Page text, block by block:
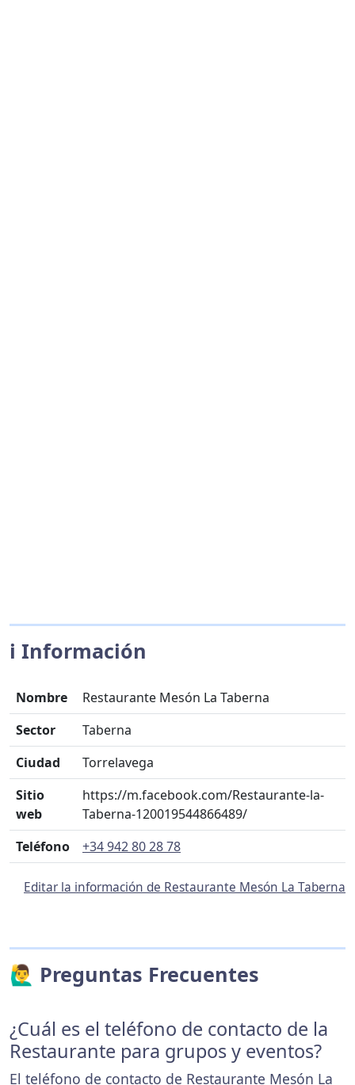
ℹ️ Información
Nombre
Restaurante Mesón La Taberna
Sector
Taberna
Ciudad
Torrelavega
Sitio
web
https://m.facebook.com/Restaurante-la-
Taberna-120019544866489/
Teléfono
+34 942 80 28 78
Editar la información de Restaurante Mesón La Taberna
🙋‍♂️ Preguntas Frecuentes
¿Cuál es el teléfono de contacto de la
Restaurante para grupos y eventos?
El teléfono de contacto de Restaurante Mesón La